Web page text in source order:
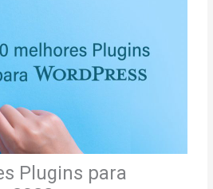
Plugins para